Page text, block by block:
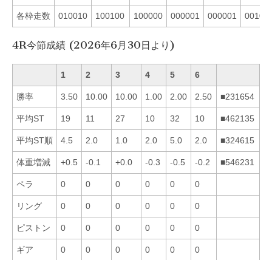
各枠走数 010010 100100 100000 000001 000001
4R今節成績 (2026年6月30日より)
1 2 3 4 5 6
勝率 3.50 10.00 10.00 1.00 2.00 2.50 ■231654
平均ST 19 11 27 10 32 10 ■462135
平均ST順 4.5 2.0 1.0 2.0 5.0 2.0 ■324615
体重増減 +0.5 -0.1 +0.0 -0.3 -0.5 -0.2 ■546231
ペラ 0 0 0 0 0 0
リング 0 0 0 0 0 0
ピストン 0 0 0 0 0 0
ギア 0 0 0 0 0 0